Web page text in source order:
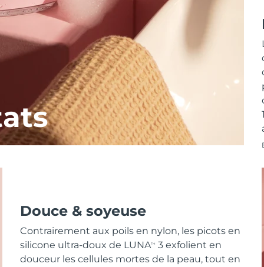
Douce & soyeuse
Contrairement aux poils en nylon, les picots en
silicone ultra-doux de LUNATM
3 exfolient en
douceur les cellules mortes de la peau, tout en